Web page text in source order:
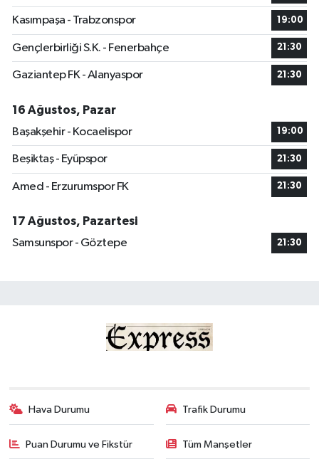
Kasımpaşa - Trabzonspor 19:00
Gençlerbirliği S.K. - Fenerbahçe 21:30
Gaziantep FK - Alanyaspor 21:30
16 Ağustos, Pazar
Başakşehir - Kocaelispor
19:00
Beşiktaş - Eyüpspor 21:30
Amed - Erzurumspor FK 21:30
17 Ağustos, Pazartesi
Samsunspor - Göztepe
21:30
Hava Durumu Trafik Durumu
Puan Durumu ve Fikstür Tüm Manşetler